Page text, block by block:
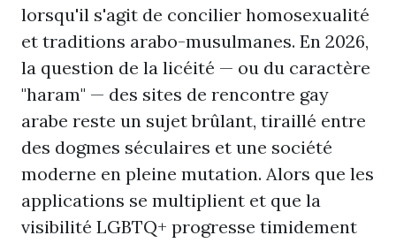
lorsqu'il s'agit de concilier homosexualité
et traditions arabo-musulmanes. En 2026,
la question de la licéité — ou du caractère
"haram" — des sites de rencontre gay
arabe reste un sujet brûlant, tiraillé entre
des dogmes séculaires et une société
moderne en pleine mutation. Alors que les
applications se multiplient et que la
visibilité LGBTQ+ progresse timidement